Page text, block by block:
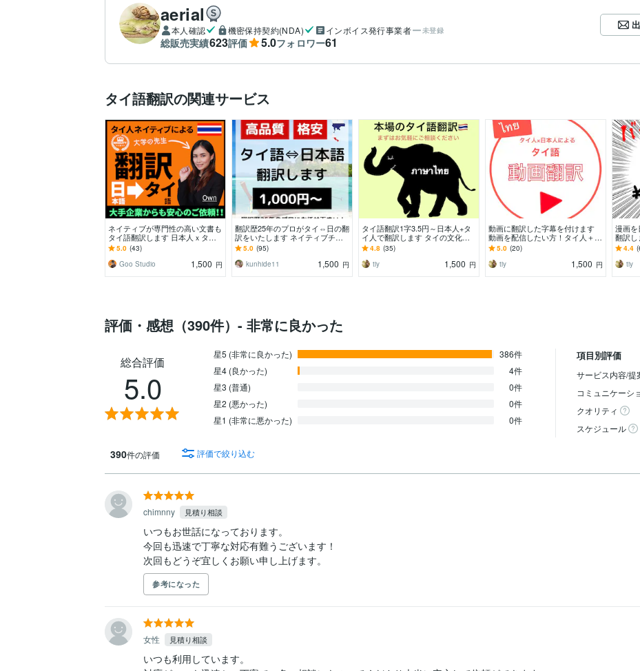
aerial
本人確認 機密保持契約(NDA) インボイス発行事業者 未登録
総販売実績623評価 5.0フォロワー61
タイ語翻訳の関連サービス
ネイティブが専門性の高い文書も
タイ語翻訳します 日本人ｘタイ
人の翻訳ペアの正確で自然な翻訳
(AI翻訳無し)
5.0 (43)
Goo Studio
1,500 円
翻訳歴25年のプロがタイ⇔日の翻
訳をいたします ネイティブチェ
ック100％！タイ語のことなら何
でもお任せ！
5.0 (95)
kunhide11
1,500 円
タイ語翻訳1字3.5円～日本人+タ
イ人で翻訳します タイの文化等
にも精通。話し言葉やスラングに
も対応可！
4.8 (35)
tiy
1,500 円
動画に翻訳した字幕を付けます
動画を配信したい方！タイ人＋日
本人で翻訳します。
5.0 (20)
tiy
1,500 円
漫画
翻訳し
ィブに
訳しま
4.4
tiy
評価・感想（390件）- 非常に良かった
総合評価
5.0
星5 (非常に良かった)
386件
星4 (良かった)
4件
星3 (普通)
0件
星2 (悪かった)
0件
星1 (非常に悪かった)
0件
項目別評価
サービス内容/
コミュニケーシ
クオリティ
スケジュール
390件の評価 評価で絞り込む
chimnny 見積り相談
いつもお世話になっております。
今回も迅速で丁寧な対応有難うございます！
参考になった
女性 見積り相談
いつも利用しています。